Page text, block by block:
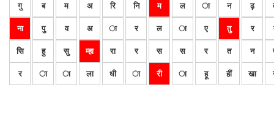
गु ब म अ रि नि म ल ा न ढ़
ना पु व अ ा र ल ा ए तु र
सि हु सु म्हा रा र स स र त न
र ा ा ला धी ा री ा हू हीं खा